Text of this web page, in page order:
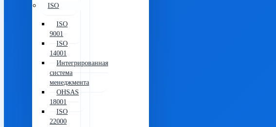
ISO
ISO
9001
ISO
14001
Интегрированная
система
менеджмента
OHSAS
18001
ISO
22000